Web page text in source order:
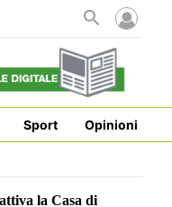
Sport Opinioni
la Casa di